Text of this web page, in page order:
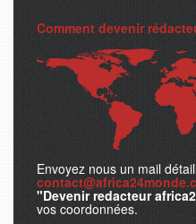
Comment devenir
Envoyez nous un mail
"Devenir redacteur
vos coordonnées.